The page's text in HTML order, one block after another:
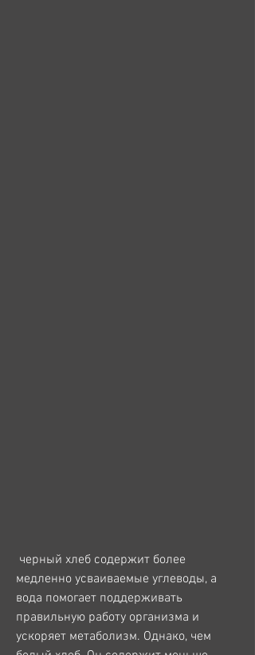
медленно усваиваемые углеводы, а
вода помогает поддерживать
правильную работу организма и
ускоряет метаболизм. Однако, чем